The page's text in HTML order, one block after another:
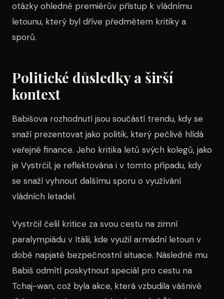
otázky ohledně premiérův přístup k vládnímu
letounu, který byl dříve předmětem kritiky a
sporů.
Politické důsledky a širší
kontext
Babišova rozhodnutí jsou součástí trendu, kdy se
snaží prezentovat jako politik, který pečlivě hlídá
veřejné finance. Jeho kritika letů svých kolegů, jako
je Vystrčil, je reflektována i v tomto případu, kdy
se snaží vyhnout dalšímu sporu o využívání
vládních letadel.
Vystrčil čelil kritice za svou cestu na zimní
paralympiádu v Itálii, kde využil armádní letoun v
době napjaté bezpečnostní situace. Následně mu
Babiš odmítl poskytnout speciál pro cestu na
Tchaj-wan, což byla akce, která vzbudila vášnivé